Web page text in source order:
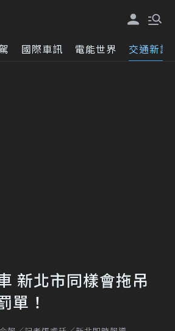
國際車訊 電能世界 交通新訊
新北市同樣會拖吊
單！